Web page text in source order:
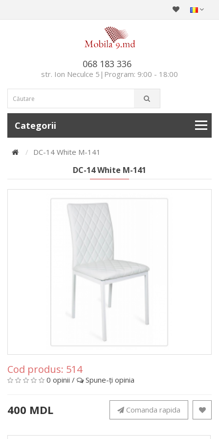
068 183 336
str. Ion Neculce 5|Program: 9:00 - 18:00
Categorii
DC-14 White M-141
DC-14 White M-141
Cod produs: 514
0 opinii / Spune-ţi opinia
400 MDL Comanda rapida